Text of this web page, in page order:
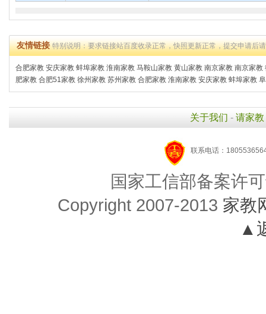
友情链接特别说明：要求链接站百度收录正常，快照更新正常，提交申请后
合肥家教 安庆家教 蚌埠家教 淮南家教 马鞍山家教 黄山家教 南京家教 南京家教
肥家教 合肥51家教 徐州家教 苏州家教 合肥家教 淮南家教 安庆家教 蚌埠家教
关于我们 - 请家教
联系电话：
国家工信部备案许
Copyright 2007-2013 家教
▲